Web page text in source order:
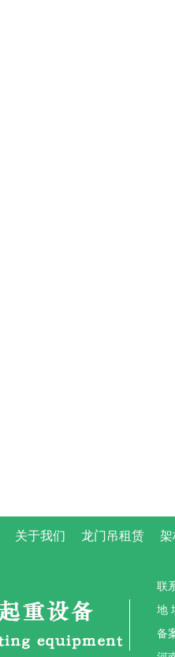
关于我们 龙门吊租赁 架
联
地
备